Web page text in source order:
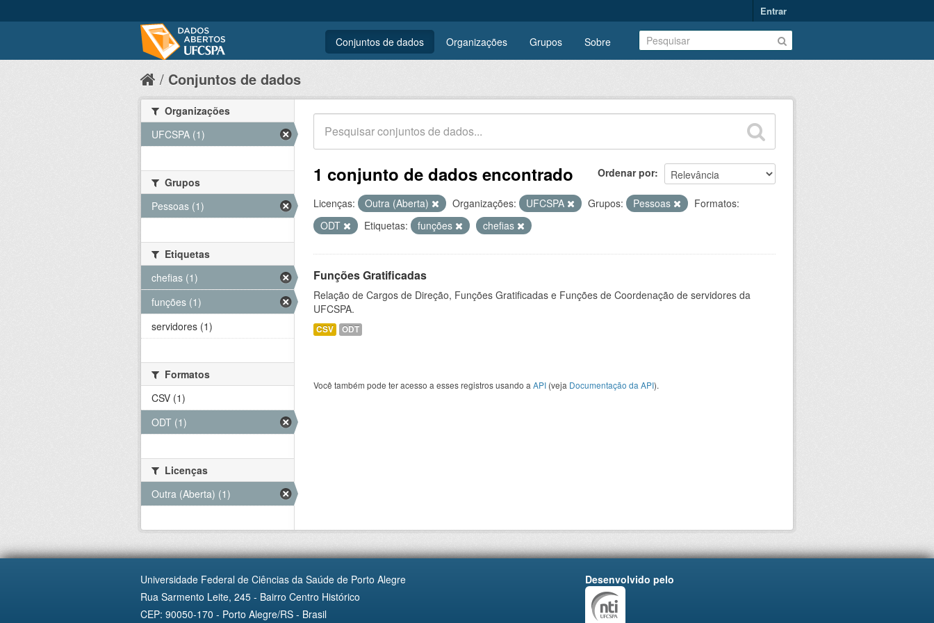
Entrar
Conjuntos de dados Organizações Grupos Sobre
Conjuntos de dados
Ordenar por
1 conjunto de dados encontrado
Licenças: Outra (Aberta) Organizações: UFCSPA Grupos: Pessoas
Formatos:
ODT
Etiquetas: funções chefias
Funções Gratificadas
Relação de Cargos de Direção, Funções Gratificadas e Funções de Coordenação de servidores da
UFCSPA.
CSV ODT
Você também pode ter acesso a esses registros usando a API (veja Documentação da API).
Organizações
UFCSPA (1)
Grupos
Pessoas (1)
Etiquetas
chefias (1)
funções (1)
servidores (1)
Formatos
CSV (1)
ODT (1)
Licenças
Outra (Aberta) (1)
Universidade Federal de Ciências da Saúde de Porto Alegre
Rua Sarmento Leite, 245 - Bairro Centro Histórico
CEP: 90050-170 - Porto Alegre/RS - Brasil
Desenvolvido pelo